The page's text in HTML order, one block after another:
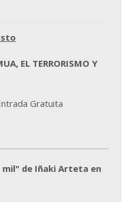
EL TERRORISMO Y
Gratuita
de Iñaki Arteta en